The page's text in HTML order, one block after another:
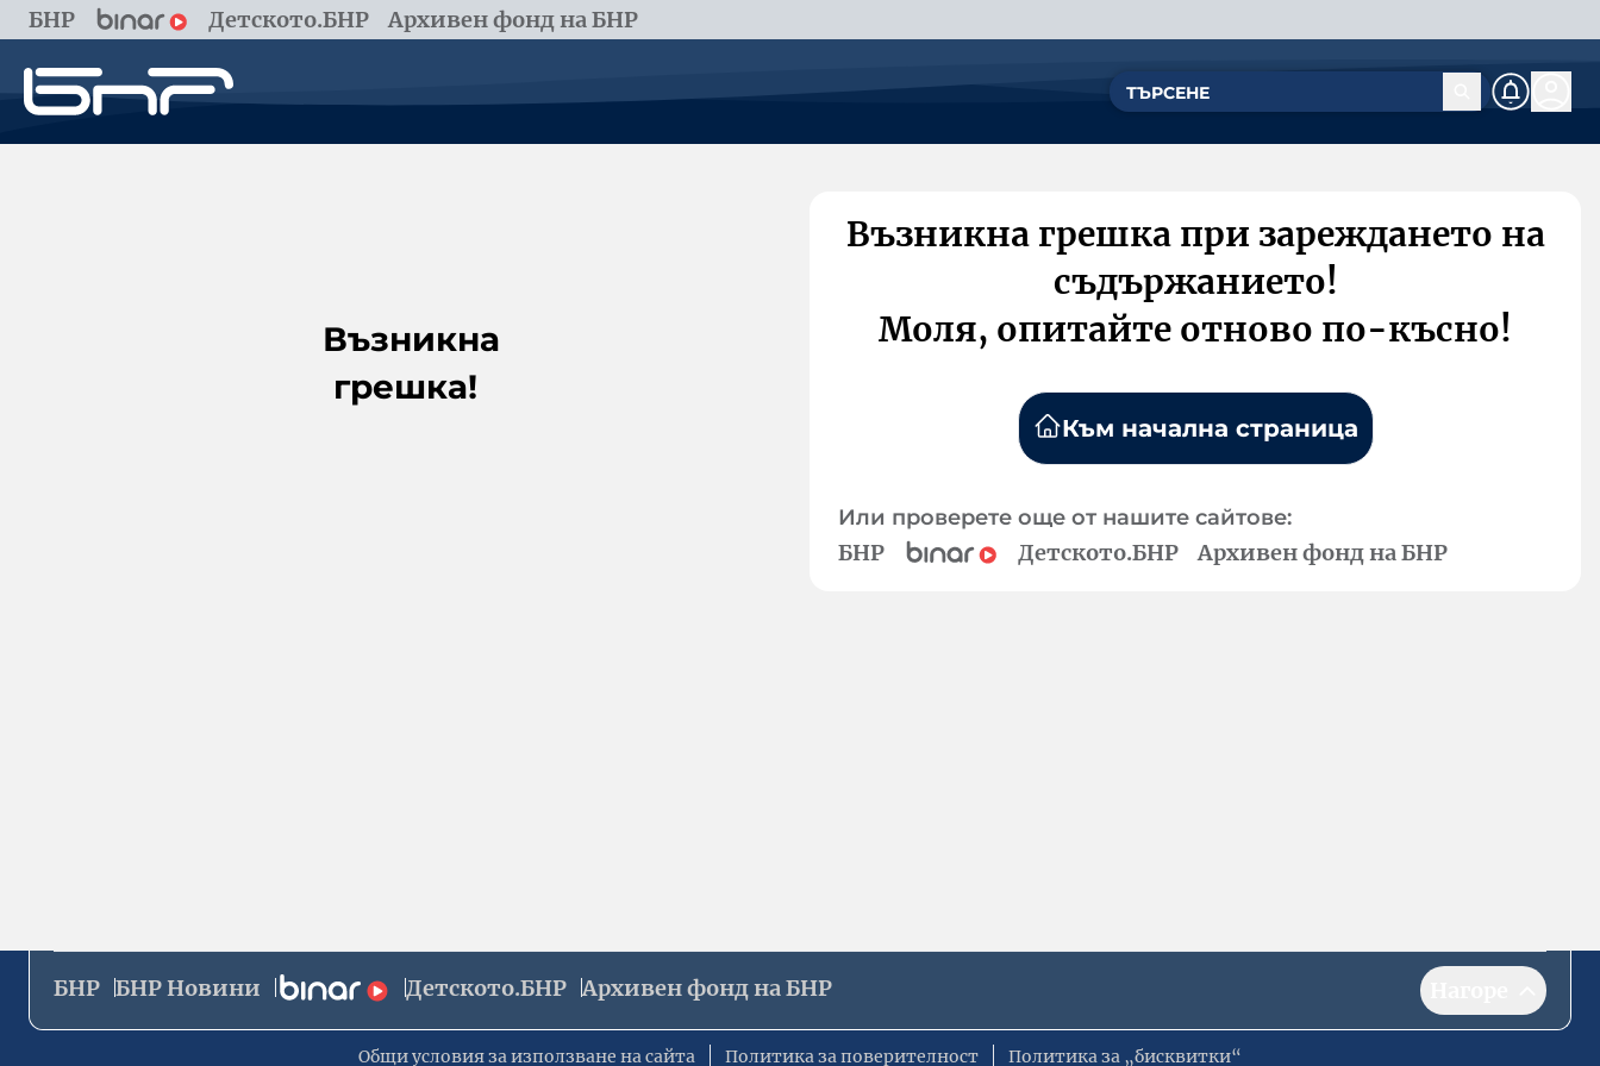
БНР Детското.БНР Архивен фонд на БНР
Възникна
грешка!
Възникна грешка при зареждането на
съдържанието!
Моля, опитайте отново по-късно!
Към начална страница
Или проверете още от нашите сайтове:
БНР Детското.БНР Архивен фонд на БНР
БНР БНР Новини Детското.БНР Архивен фонд на БНР
Общи условия за използване на сайта Политика за поверителност Политика за „бисквитки“